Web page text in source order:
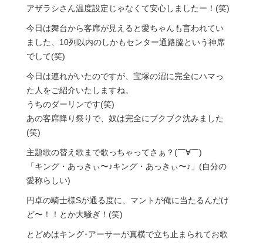
アザラシさん温度設定じゃなくて安心しましたー！(笑)
今日は舞台から客席が見えると愛ちゃんも言われてい
ました、10列以内のしかもセンター通路脇という神席
でして(笑)
今日は連れがいたのですが、宝塚の沼に完全にハマっ
た人をご紹介いたしますね。
うちのダーリンです(笑)
あの客席降り祭りで、奴は完全にブクブク沈みました
(笑)
主題歌の替え歌まで歌っちゃってさぁ？(￣∀￣)
「キング・あっきぃ〜♪キング・あっきぃ〜♪」(自分の
愛称らしい)
円卓の騎士様Sが通る度に、マントが俺に当たるんだけ
ど〜！！とか大騒ぎ！(笑)
とどめはキング･アーサーが真横で立ち止まられてお歌